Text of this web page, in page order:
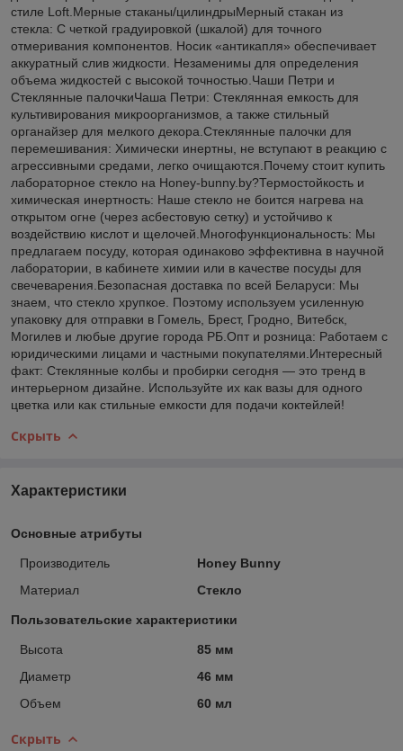
стиле Loft.Мерные стаканы/цилиндрыМерный стакан из
стекла: С четкой градуировкой (шкалой) для точного
отмеривания компонентов. Носик «антикапля» обеспечивает
аккуратный слив жидкости. Незаменимы для определения
объема жидкостей с высокой точностью.Чаши Петри и
Стеклянные палочкиЧаша Петри: Стеклянная емкость для
культивирования микроорганизмов, а также стильный
органайзер для мелкого декора.Стеклянные палочки для
перемешивания: Химически инертны, не вступают в реакцию с
агрессивными средами, легко очищаются.Почему стоит купить
лабораторное стекло на Honey-bunny.by?Термостойкость и
химическая инертность: Наше стекло не боится нагрева на
открытом огне (через асбестовую сетку) и устойчиво к
воздействию кислот и щелочей.Многофункциональность: Мы
предлагаем посуду, которая одинаково эффективна в научной
лаборатории, в кабинете химии или в качестве посуды для
свечеварения.Безопасная доставка по всей Беларуси: Мы
знаем, что стекло хрупкое. Поэтому используем усиленную
упаковку для отправки в Гомель, Брест, Гродно, Витебск,
Могилев и любые другие города РБ.Опт и розница: Работаем с
юридическими лицами и частными покупателями.Интересный
факт: Стеклянные колбы и пробирки сегодня — это тренд в
интерьерном дизайне. Используйте их как вазы для одного
цветка или как стильные емкости для подачи коктейлей!
Скрыть
Характеристики
Основные атрибуты
Производитель
Honey Bunny
Материал
Стекло
Пользовательские характеристики
Высота
85 мм
Диаметр
46 мм
Объем
60 мл
Скрыть